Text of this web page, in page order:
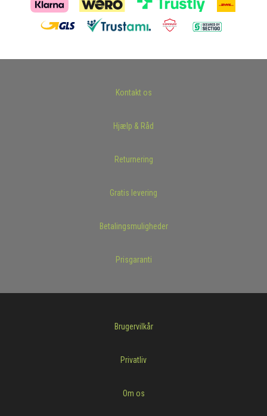
Kontakt os
Hjælp & Råd
Returnering
Gratis levering
Betalingsmuligheder
Prisgaranti
Brugervilkår
Privatliv
Om os